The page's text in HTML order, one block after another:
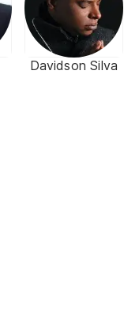
Davidson Silva